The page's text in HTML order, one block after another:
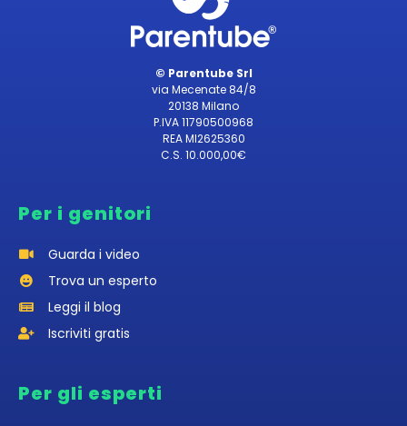
© Parentube Srl
via Mecenate 84/8
20138 Milano
P.IVA 11790500968
REA MI2625360
C.S. 10.000,00€
Per i genitori
Guarda i video
Trova un esperto
Leggi il blog
Iscriviti gratis
Per gli esperti